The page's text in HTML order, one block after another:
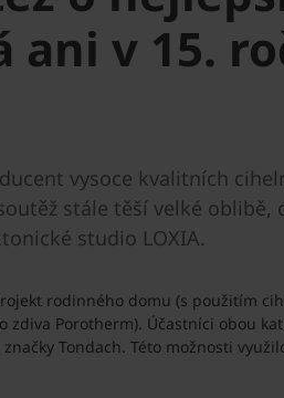
v 15.
vysoce kvalitních
stále těší velké oblibě,
studio LOXIA.
rodinného domu (s použitím
Porotherm). Účastníci obou
Tondach. Této možnosti